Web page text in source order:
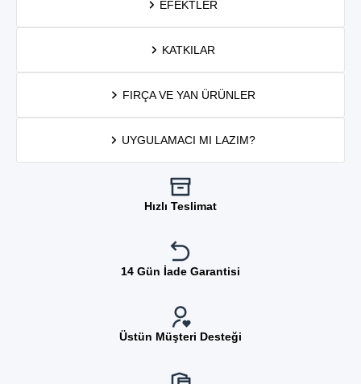
EFEKTLER
KATKILAR
FIRÇA VE YAN ÜRÜNLER
UYGULAMACI MI LAZIM?
Hızlı Teslimat
14 Gün İade Garantisi
Üstün Müşteri Desteği